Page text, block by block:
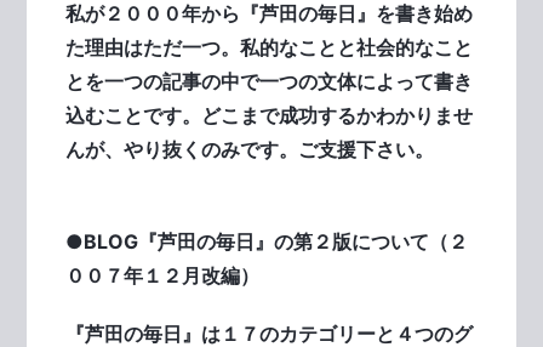
私が２０００年から『芦田の毎日』を書き始め
た理由はただ一つ。私的なことと社会的なこと
とを一つの記事の中で一つの文体によって書き
込むことです。どこまで成功するかわかりませ
んが、やり抜くのみです。ご支援下さい。
●BLOG『芦田の毎日』の第２版について（２
００７年１２月改編）
『芦田の毎日』は１７のカテゴリーと４つのグ